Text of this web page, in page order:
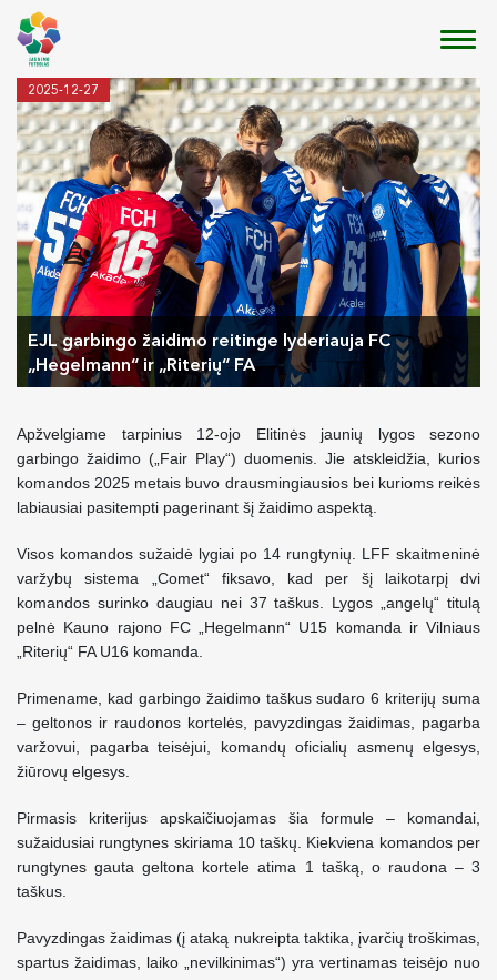
2025-12-27
EJL garbingo žaidimo reitinge lyderiauja FC
„Hegelmann“ ir „Riterių“ FA
Apžvelgiame tarpinius 12-ojo Elitinės jaunių lygos sezono
garbingo žaidimo („Fair Play“) duomenis. Jie atskleidžia, kurios
komandos 2025 metais buvo drausmingiausios bei kurioms reikės
labiausiai pasitempti pagerinant šį žaidimo aspektą.
Visos komandos sužaidė lygiai po 14 rungtynių. LFF skaitmeninė
varžybų sistema „Comet“ fiksavo, kad per šį laikotarpį dvi
komandos surinko daugiau nei 37 taškus. Lygos „angelų“ titulą
pelnė Kauno rajono FC „Hegelmann“ U15 komanda ir Vilniaus
„Riterių“ FA U16 komanda.
Primename, kad garbingo žaidimo taškus sudaro 6 kriterijų suma
– geltonos ir raudonos kortelės, pavyzdingas žaidimas, pagarba
varžovui, pagarba teisėjui, komandų oficialių asmenų elgesys,
žiūrovų elgesys.
Pirmasis kriterijus apskaičiuojamas šia formule – komandai,
sužaidusiai rungtynes skiriama 10 taškų. Kiekviena komandos per
rungtynes gauta geltona kortele atima 1 tašką, o raudona – 3
taškus.
Pavyzdingas žaidimas (į ataką nukreipta taktika, įvarčių troškimas,
spartus žaidimas, laiko „nevilkinimas“) yra vertinamas teisėjo nuo